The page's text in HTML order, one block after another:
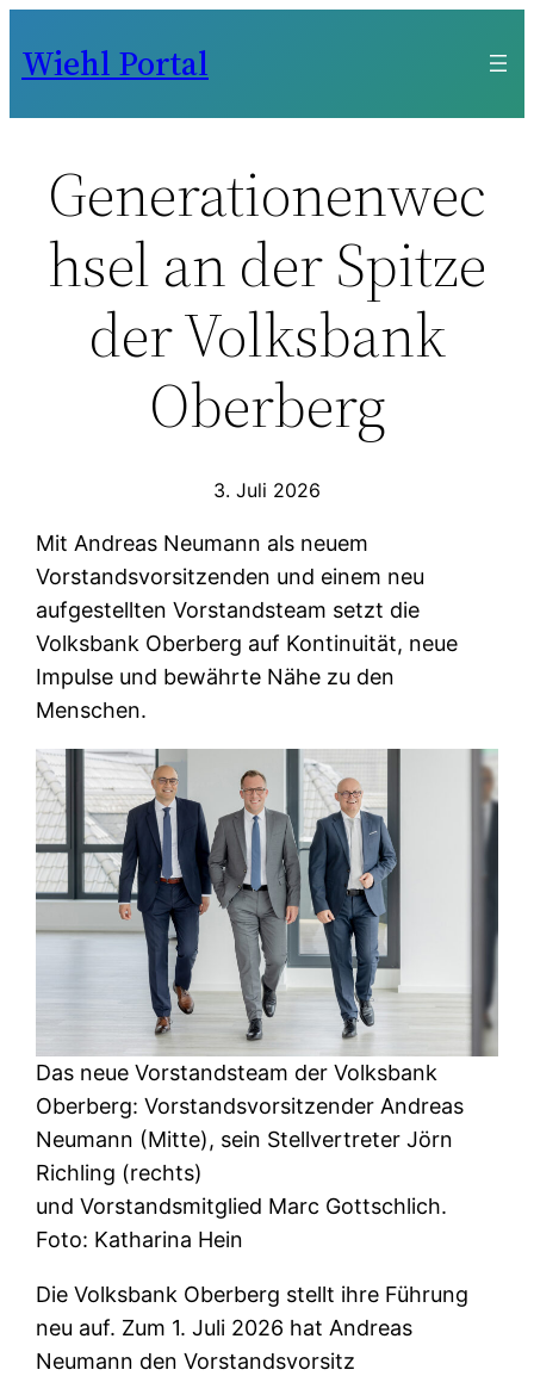
Inhalt
Wiehl Portal
Generationenwec
hsel an der Spitze
der Volksbank
Oberberg
3. Juli 2026
Mit Andreas Neumann als neuem
Vorstandsvorsitzenden und einem neu
aufgestellten Vorstandsteam setzt die
Volksbank Oberberg auf Kontinuität, neue
Impulse und bewährte Nähe zu den
Menschen.
Das neue Vorstandsteam der Volksbank
Oberberg: Vorstandsvorsitzender Andreas
Neumann (Mitte), sein Stellvertreter Jörn
Richling (rechts)
und Vorstandsmitglied Marc Gottschlich.
Foto: Katharina Hein
Die Volksbank Oberberg stellt ihre Führung
neu auf. Zum 1. Juli 2026 hat Andreas
Neumann den Vorstandsvorsitz